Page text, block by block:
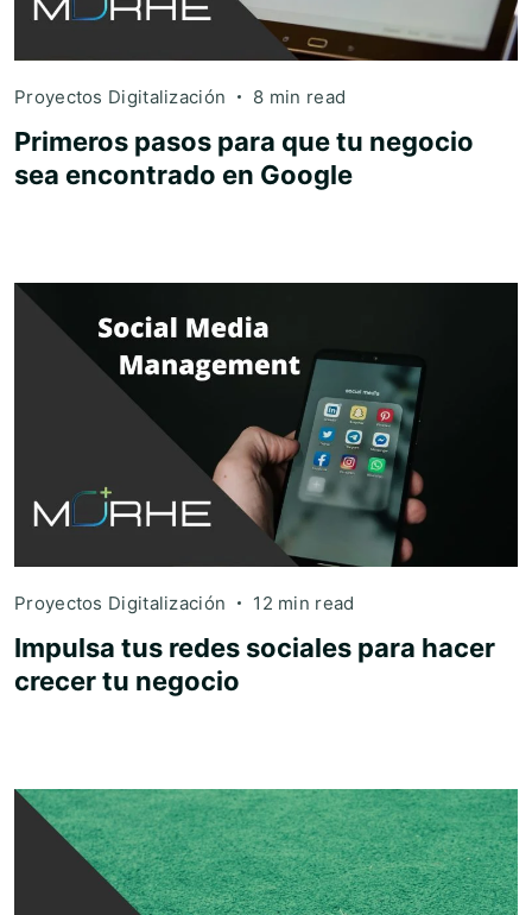
Proyectos Digitalización 8 min read
Primeros pasos para que tu negocio
sea encontrado en Google
Proyectos Digitalización 12 min read
Impulsa tus redes sociales para hacer
crecer tu negocio